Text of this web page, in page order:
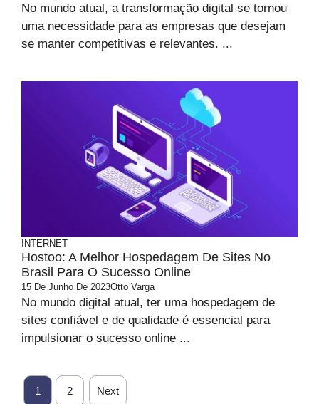
No mundo atual, a transformação digital se tornou
uma necessidade para as empresas que desejam
se manter competitivas e relevantes. ...
INTERNET
Hostoo: A Melhor Hospedagem De Sites No
Brasil Para O Sucesso Online
15 De Junho De 2023Otto Varga
No mundo digital atual, ter uma hospedagem de
sites confiável e de qualidade é essencial para
impulsionar o sucesso online ...
1 2 Next